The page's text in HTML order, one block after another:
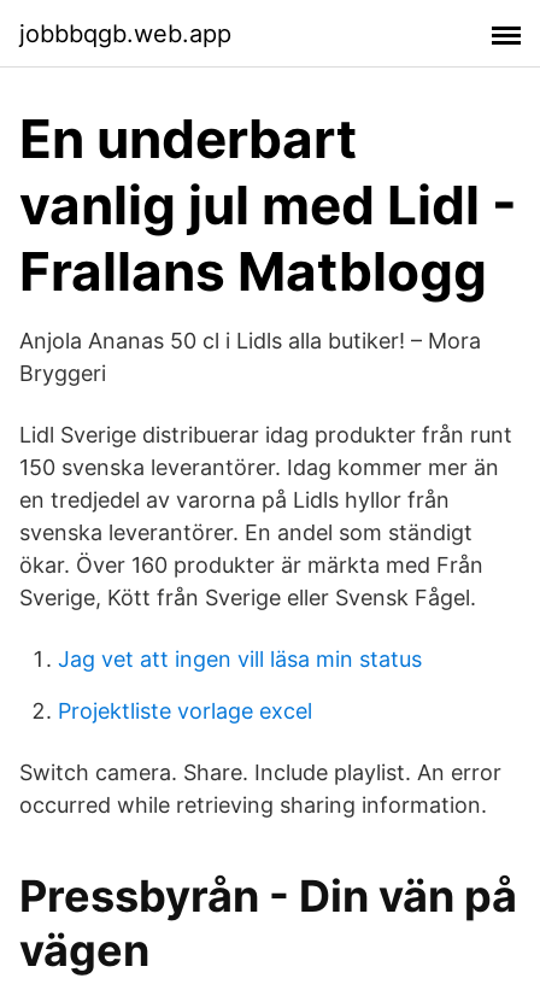
jobbbqgb.web.app
En underbart
vanlig jul med Lidl -
Frallans Matblogg
Anjola Ananas 50 cl i Lidls alla butiker! – Mora
Bryggeri
Lidl Sverige distribuerar idag produkter från runt
150 svenska leverantörer. Idag kommer mer än
en tredjedel av varorna på Lidls hyllor från
svenska leverantörer. En andel som ständigt
ökar. Över 160 produkter är märkta med Från
Sverige, Kött från Sverige eller Svensk Fågel.
Jag vet att ingen vill läsa min status
Projektliste vorlage excel
Switch camera. Share. Include playlist. An error
occurred while retrieving sharing information.
Pressbyrån - Din vän på
vägen